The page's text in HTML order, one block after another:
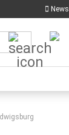
News
Suche...